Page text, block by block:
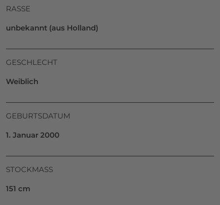
RASSE
unbekannt (aus Holland)
GESCHLECHT
Weiblich
GEBURTSDATUM
1. Januar 2000
STOCKMASS
151 cm